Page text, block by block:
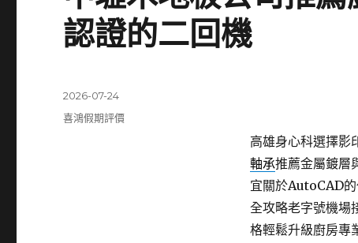
認證的二回機
高雄身心科選擇影
軸承推薦金屬鍍層
宜關於AutoCAD
全攻略老字號機場
格輕鬆升級廚房專
發
佈
2026-07-24
分
喜鴻假期評價